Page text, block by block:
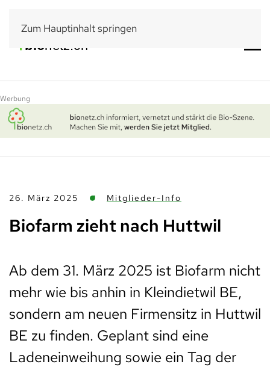
Zum Hauptinhalt springen
Werbung
26. März 2025 Mitglieder-Info
Biofarm zieht nach Huttwil
Ab dem 31. März 2025 ist Biofarm nicht
mehr wie bis anhin in Kleindietwil BE,
sondern am neuen Firmensitz in Huttwil
BE zu finden. Geplant sind eine
Ladeneinweihung sowie ein Tag der